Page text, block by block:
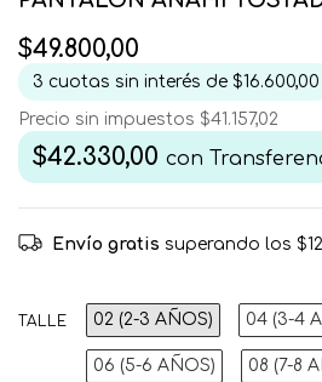
$49.800,00
3 cuotas sin interés de $16.600,00
Precio sin impuestos $41.157,02
$42.330,00 con
Envío gratis superando los
TALLE 02 (2-3 AÑOS) 04 (3-4
06 (5-6 AÑOS) 08 (7-8